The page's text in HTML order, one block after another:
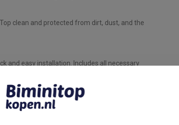
clean and protected from dirt, dust, and the
and easy installation. Includes all necessary
Adhesive for sealing and strength
watertight seal and protects against
to prevent osmosis and structural damage.